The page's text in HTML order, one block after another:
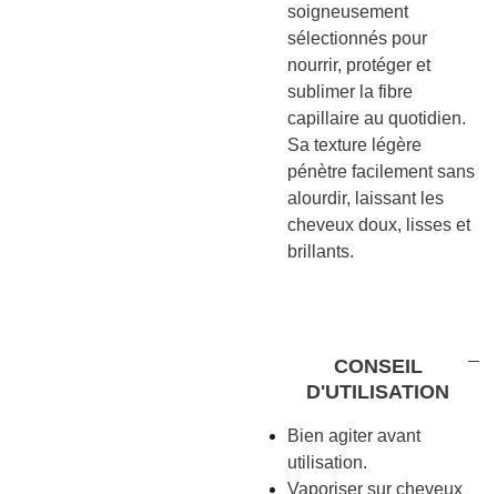
soigneusement
sélectionnés pour
nourrir, protéger et
sublimer la fibre
capillaire au quotidien.
Sa texture légère
pénètre facilement sans
alourdir, laissant les
cheveux doux, lisses et
brillants.
CONSEIL
D'UTILISATION
Bien agiter avant
utilisation.
Vaporiser sur cheveux